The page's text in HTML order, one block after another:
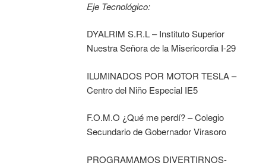
Eje Tecnológico:
DYALRIM S.R.L – Instituto Superior
Nuestra Señora de la Misericordia I-29
ILUMINADOS POR MOTOR TESLA –
Centro del Niño Especial IE5
F.O.M.O ¿Qué me perdí? – Colegio
Secundario de Gobernador Virasoro
PROGRAMAMOS DIVERTIRNOS-